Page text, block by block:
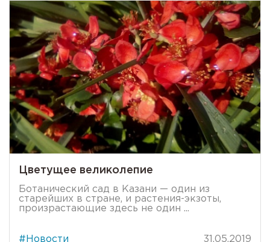
Цветущее великолепие
Ботанический сад в Казани — один из
старейших в стране, и растения-экзоты,
произрастающие здесь не один ...
#Новости 31.05.2019